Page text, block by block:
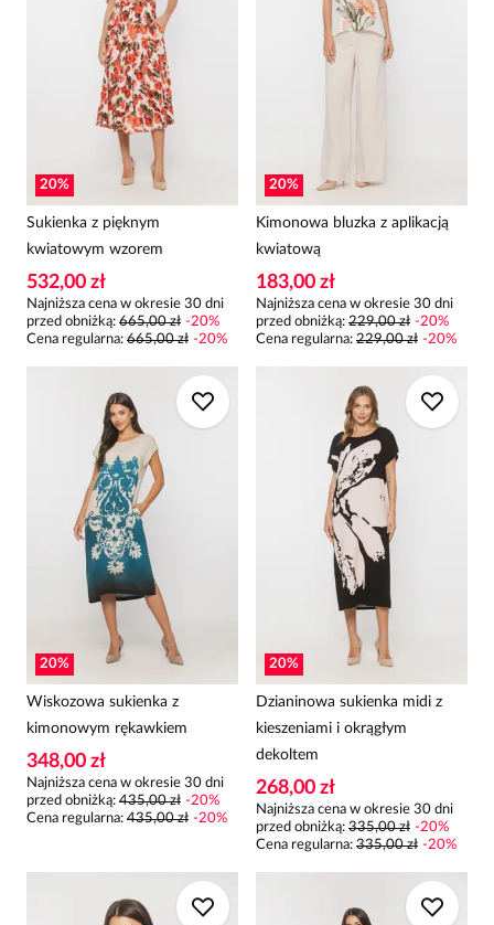
20%
Sukienka z pięknym
kwiatowym wzorem
532,00 zł
Najniższa cena w okresie 30 dni
przed obniżką: 665,00 zł -20%
Cena regularna: 665,00 zł -20%
20%
Kimonowa bluzka z aplikacją
kwiatową
183,00 zł
Najniższa cena w okresie 30 dni
przed obniżką: 229,00 zł -20%
Cena regularna: 229,00 zł -20%
20%
Wiskozowa sukienka z
kimonowym rękawkiem
348,00 zł
Najniższa cena w okresie 30 dni
przed obniżką: 435,00 zł -20%
Cena regularna: 435,00 zł -20%
20%
Dzianinowa sukienka midi z
kieszeniami i okrągłym
dekoltem
268,00 zł
Najniższa cena w okresie 30 dni
przed obniżką: 335,00 zł -20%
Cena regularna: 335,00 zł -20%